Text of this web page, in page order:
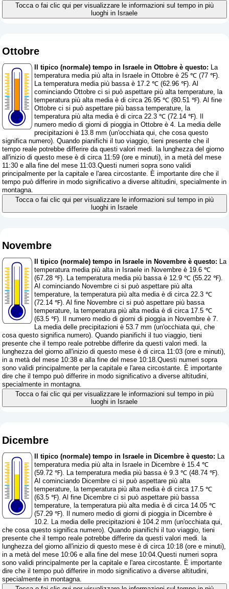
Tocca o fai clic qui per visualizzare le informazioni sul tempo in più
luoghi in Israele
Ottobre
Il tipico (normale) tempo in Israele in Ottobre è questo: La
temperatura media più alta in Israele in Ottobre è 25 ℃ (77 ℉).
La temperatura media più bassa è 17.2 ℃ (62.96 ℉). Al
cominciando Ottobre ci si può aspettare più alta temperature, la
temperatura più alta media è di circa 26.95 ℃ (80.51 ℉). Al fine
Ottobre ci si può aspettare più bassa temperature, la
temperatura più alta media è di circa 22.3 ℃ (72.14 ℉). Il
numero medio di giorni di pioggia in Ottobre è 4. La media delle
precipitazioni è 13.8 mm (un'occhiata qui, che cosa questo
significa numero). Quando pianifichi il tuo viaggio, tieni presente che il
tempo reale potrebbe differire da questi valori medi. la lunghezza del giorno
all'inizio di questo mese è di circa 11:59 (ore e minuti), in a metà del mese
11:30 e alla fine del mese 11:03.Questi numeri sopra sono validi
principalmente per la capitale e l'area circostante. È importante dire che il
tempo può differire in modo significativo a diverse altitudini, specialmente in
montagna.
Tocca o fai clic qui per visualizzare le informazioni sul tempo in più
luoghi in Israele
Novembre
Il tipico (normale) tempo in Israele in Novembre è questo: La
temperatura media più alta in Israele in Novembre è 19.6 ℃
(67.28 ℉). La temperatura media più bassa è 12.9 ℃ (55.22 ℉).
Al cominciando Novembre ci si può aspettare più alta
temperature, la temperatura più alta media è di circa 22.3 ℃
(72.14 ℉). Al fine Novembre ci si può aspettare più bassa
temperature, la temperatura più alta media è di circa 17.5 ℃
(63.5 ℉). Il numero medio di giorni di pioggia in Novembre è 7.
La media delle precipitazioni è 53.7 mm (un'occhiata qui, che
cosa questo significa numero). Quando pianifichi il tuo viaggio, tieni
presente che il tempo reale potrebbe differire da questi valori medi. la
lunghezza del giorno all'inizio di questo mese è di circa 11:03 (ore e minuti),
in a metà del mese 10:38 e alla fine del mese 10:18.Questi numeri sopra
sono validi principalmente per la capitale e l'area circostante. È importante
dire che il tempo può differire in modo significativo a diverse altitudini,
specialmente in montagna.
Tocca o fai clic qui per visualizzare le informazioni sul tempo in più
luoghi in Israele
Dicembre
Il tipico (normale) tempo in Israele in Dicembre è questo: La
temperatura media più alta in Israele in Dicembre è 15.4 ℃
(59.72 ℉). La temperatura media più bassa è 9.3 ℃ (48.74 ℉).
Al cominciando Dicembre ci si può aspettare più alta
temperature, la temperatura più alta media è di circa 17.5 ℃
(63.5 ℉). Al fine Dicembre ci si può aspettare più bassa
temperature, la temperatura più alta media è di circa 14.05 ℃
(57.29 ℉). Il numero medio di giorni di pioggia in Dicembre è
10.2. La media delle precipitazioni è 104.2 mm (un'occhiata qui,
che cosa questo significa numero). Quando pianifichi il tuo viaggio, tieni
presente che il tempo reale potrebbe differire da questi valori medi. la
lunghezza del giorno all'inizio di questo mese è di circa 10:18 (ore e minuti),
in a metà del mese 10:06 e alla fine del mese 10:04.Questi numeri sopra
sono validi principalmente per la capitale e l'area circostante. È importante
dire che il tempo può differire in modo significativo a diverse altitudini,
specialmente in montagna.